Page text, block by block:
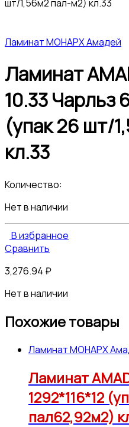
шт/1,56м2 пал-м2) кл.33
Ламинат МОНАРХ Амадей
Ламинат
10.33 Чарльз
(упак 26 шт/
кл.33
Количество:
Нет в наличии
В избранное
Сравнить
3,276.94 ₽
Нет в наличии
Похожие товары
Ламинат МОНАРХ
Ламинат
1292*116*12
пал62,92м2)